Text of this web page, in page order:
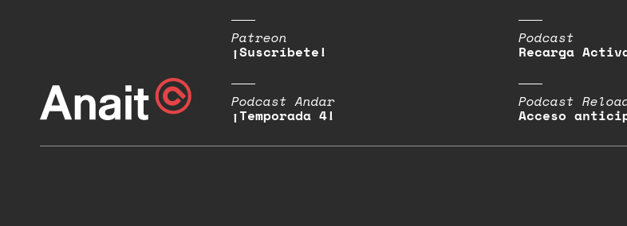
Patreon
¡Suscríbete!
Podcast
Recarga
Podcast Andar
¡Temporada 4!
Podcast
Acceso